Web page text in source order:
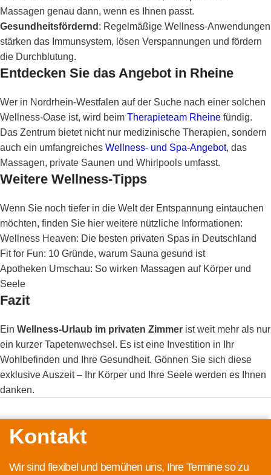
Massagen genau dann, wenn es Ihnen passt.
Gesundheitsfördernd : Regelmäßige Wellness-Anwendungen
stärken das Immunsystem, lösen Verspannungen und fördern
die Durchblutung.
Entdecken Sie das Angebot in Rheine
Wer in Nordrhein-Westfalen auf der Suche nach einer solchen
Wellness-Oase ist, wird beim Therapieteam Rheine fündig.
Das Zentrum bietet nicht nur medizinische Therapien, sondern
auch ein umfangreiches Wellness- und Spa-Angebot, das
Massagen, private Saunen und Whirlpools umfasst.
Weitere Wellness-Tipps
Wenn Sie noch tiefer in die Welt der Entspannung eintauchen
möchten, finden Sie hier weitere nützliche Informationen:
Wellness Heaven: Die besten privaten Spas in Deutschland
Fit for Fun: 10 Gründe, warum Sauna gesund ist
Apotheken Umschau: So wirken Massagen auf Körper und
Seele
Fazit
Ein Wellness-Urlaub im privaten Zimmer ist weit mehr als nur
ein kurzer Tapetenwechsel. Es ist eine Investition in Ihr
Wohlbefinden und Ihre Gesundheit. Gönnen Sie sich diese
exklusive Auszeit – Ihr Körper und Ihre Seele werden es Ihnen
danken.
Kontakt
Wir sind flexibel und bemühen uns, Ihre Termine so zu